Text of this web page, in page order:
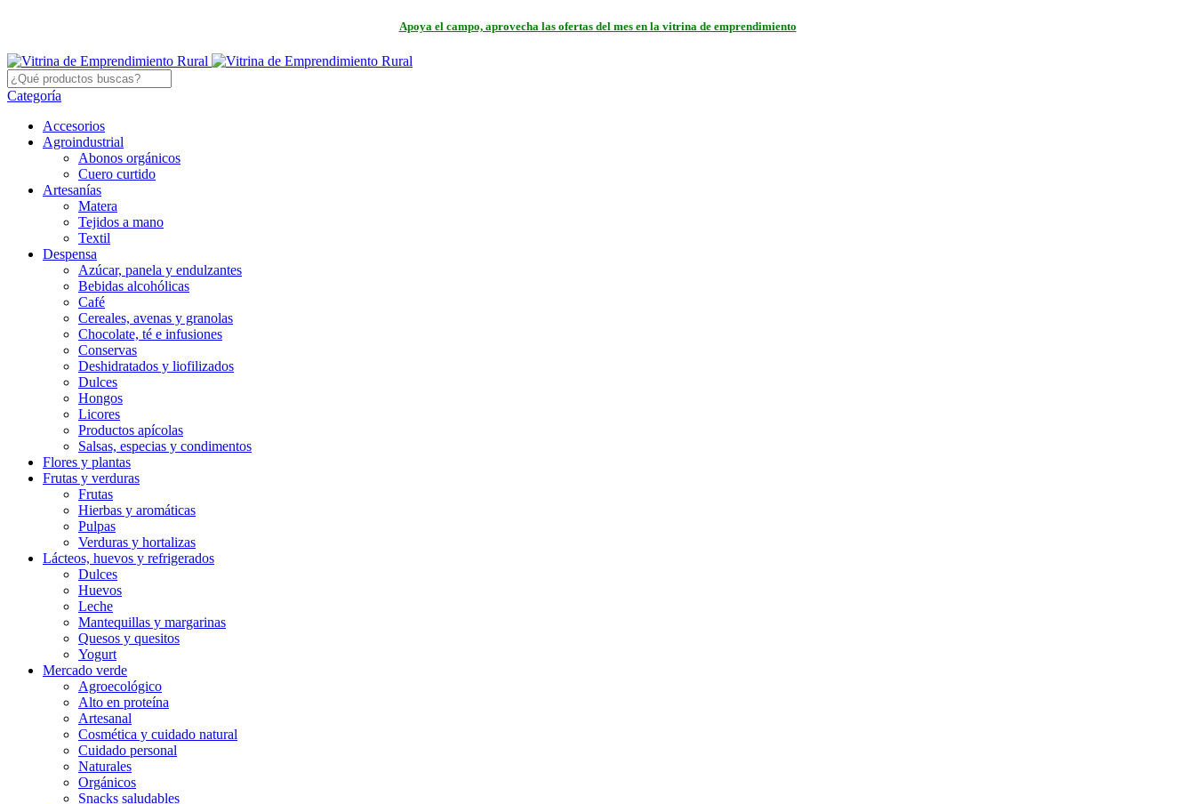
Apoya el campo, aprovecha las ofertas del mes en la vitrina de emprendimiento
Categoría
Accesorios
Agroindustrial
Abonos orgánicos
Cuero curtido
Artesanías
Matera
Tejidos a mano
Textil
Despensa
Azúcar, panela y endulzantes
Bebidas alcohólicas
Café
Cereales, avenas y granolas
Chocolate, té e infusiones
Conservas
Deshidratados y liofilizados
Dulces
Hongos
Licores
Productos apícolas
Salsas, especias y condimentos
Flores y plantas
Frutas y verduras
Frutas
Hierbas y aromáticas
Pulpas
Verduras y hortalizas
Lácteos, huevos y refrigerados
Dulces
Huevos
Leche
Mantequillas y margarinas
Quesos y quesitos
Yogurt
Mercado verde
Agroecológico
Alto en proteína
Artesanal
Cosmética y cuidado natural
Cuidado personal
Naturales
Orgánicos
Snacks saludables